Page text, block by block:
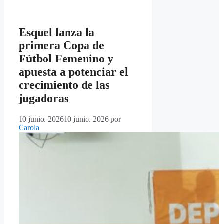
Esquel lanza la
primera Copa de
Fútbol Femenino y
apuesta a potenciar el
crecimiento de las
jugadoras
10 junio, 202610 junio, 2026 por
Carola